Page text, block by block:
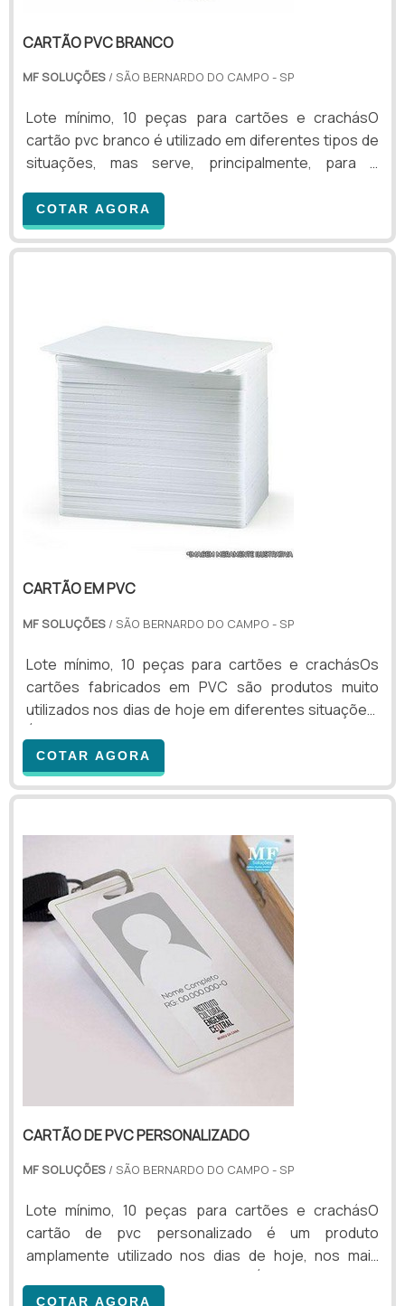
CARTÃO PVC BRANCO
MF SOLUÇÕES / SÃO BERNARDO DO CAMPO - SP
Lote mínimo, 10 peças para cartões e crachásO
cartão pvc branco é utilizado em diferentes tipos de
situações, mas serve, principalmente, para o
de cartão pode liberar a entrada de funcionários no
estabelecimento, fazendo com que eles consigam
ultrapassar catracas e portas.Além disso, os
COTAR AGORA
CARTÃO EM PVC
MF SOLUÇÕES / SÃO BERNARDO DO CAMPO - SP
Lote mínimo, 10 peças para cartões e crachásOs
cartões fabricados em PVC são produtos muito
utilizados nos dias de hoje em diferentes situações.
É possível utilizar como exemplo no controle de
acesso de funcionários, convidados ou visitantes de
empresas. O cartão em pvc ainda pode ser usado
por essas pessoas para a liberação de acesso em
disso, os cartões fabricados em PVC também
servem par...
COTAR AGORA
CARTÃO DE PVC PERSONALIZADO
MF SOLUÇÕES / SÃO BERNARDO DO CAMPO - SP
Lote mínimo, 10 peças para cartões e crachásO
cartão de pvc personalizado é um produto
amplamente utilizado nos dias de hoje, nos mais
como exemplo o controle de acesso de funcionários
COTAR AGORA